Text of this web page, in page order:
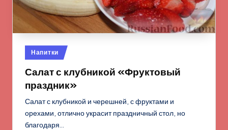
Опубликовано
в
Напитки
Салат с клубникой «Фруктовый
праздник»
Салат с клубникой и черешней, с фруктами и
орехами, отлично украсит праздничный стол, но
благодаря…